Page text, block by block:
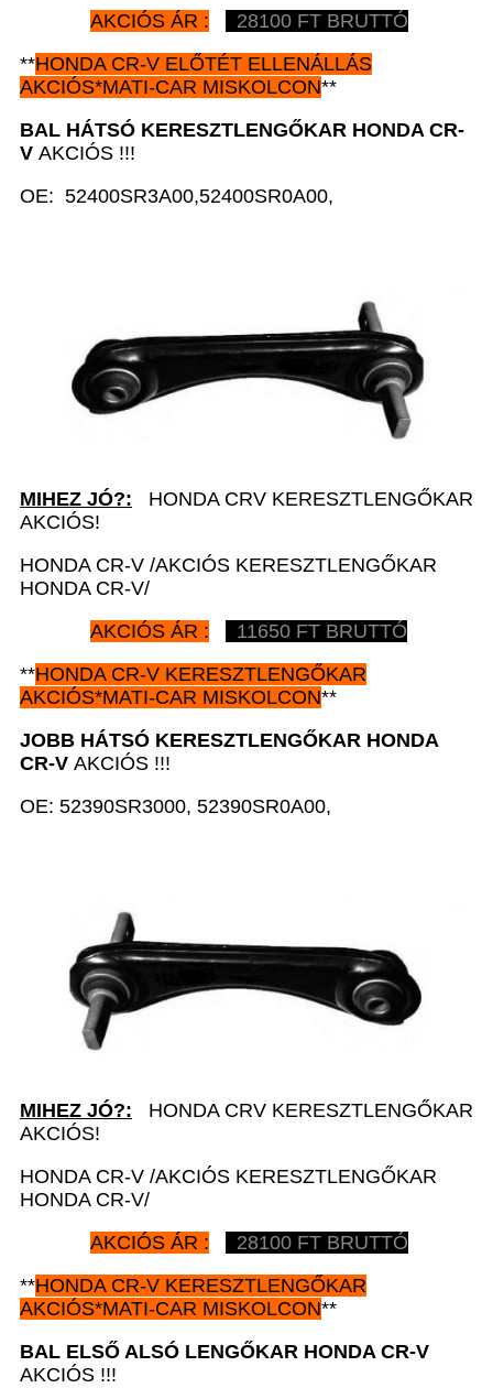
AKCIÓS ÁR :
28100 FT BRUTTÓ
**HONDA CR-V ELŐTÉT ELLENÁLLÁS
AKCIÓS*MATI-CAR MISKOLCON**
BAL HÁTSÓ KERESZTLENGŐKAR HONDA CR-
V AKCIÓS !!!
OE: 52400SR3A00,52400SR0A00,
MIHEZ JÓ?: HONDA CRV KERESZTLENGŐKAR
AKCIÓS!
HONDA CR-V /AKCIÓS KERESZTLENGŐKAR
HONDA CR-V/
AKCIÓS ÁR :
11650 FT BRUTTÓ
**HONDA CR-V KERESZTLENGŐKAR
AKCIÓS*MATI-CAR MISKOLCON**
JOBB HÁTSÓ KERESZTLENGŐKAR HONDA
CR-V AKCIÓS !!!
OE: 52390SR3000, 52390SR0A00,
MIHEZ JÓ?: HONDA CRV KERESZTLENGŐKAR
AKCIÓS!
HONDA CR-V /AKCIÓS KERESZTLENGŐKAR
HONDA CR-V/
AKCIÓS ÁR :
28100 FT BRUTTÓ
**HONDA CR-V KERESZTLENGŐKAR
AKCIÓS*MATI-CAR MISKOLCON**
BAL ELSŐ ALSÓ LENGŐKAR HONDA CR-V
AKCIÓS !!!